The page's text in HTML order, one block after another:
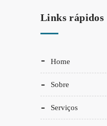
Links rápidos
Home
Sobre
Serviços